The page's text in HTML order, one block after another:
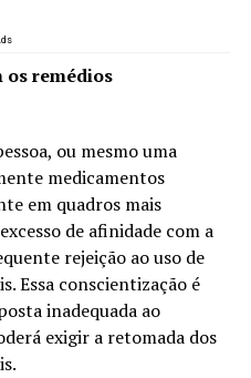
os remédios
ou mesmo uma
medicamentos
em quadros mais
de afinidade com a
rejeição ao uso de
Essa conscientização é
inadequada ao
exigir a retomada dos